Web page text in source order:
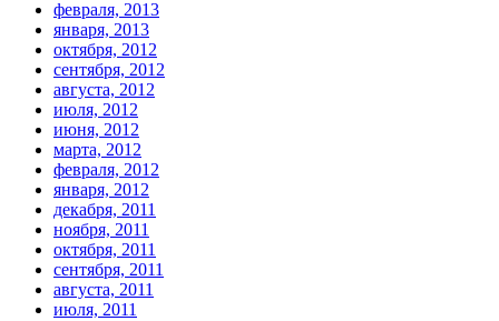
февраля, 2013
января, 2013
октября, 2012
сентября, 2012
августа, 2012
июля, 2012
июня, 2012
марта, 2012
февраля, 2012
января, 2012
декабря, 2011
ноября, 2011
октября, 2011
сентября, 2011
августа, 2011
июля, 2011